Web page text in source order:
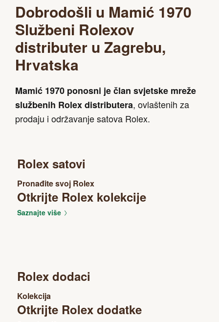
Dobrodošli u Mamić 1970
Službeni Rolexov
distributer u Zagrebu,
Hrvatska
Mamić 1970 ponosni je član svjetske mreže
službenih Rolex distributera, ovlaštenih za
prodaju i održavanje satova Rolex.
Rolex satovi
Pronađite svoj Rolex
Otkrijte Rolex kolekcije
Saznajte više
Rolex dodaci
Kolekcija
Otkrijte Rolex dodatke